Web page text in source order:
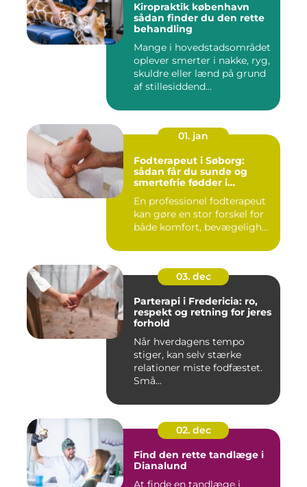
Kiropraktik københavn
sådan finder du den rette
behandling
Mange i hovedstadsområdet
oplever smerter i nakke, ryg,
skuldre eller lænd på grund
af stillesiddend...
01. jan
Fodterapeut i Søborg:
sådan får du sunde og
smertefrie fødder i
En professionel fodterapeut
kan gøre en stor forskel for
både komfort, bevægeligh...
03. dec
Parterapi i Fredericia: ro,
respekt og retning for jeres
forhold
Når hverdagens tempo
stiger, kan selv stærke
relationer miste fodfæstet.
Små...
02. dec
Find den rette tandlæge i
Dianalund
At finde en tandlæge i